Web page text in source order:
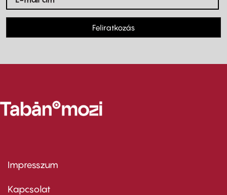
Feliratkozás
Footer
first
Impresszum
Kapcsolat